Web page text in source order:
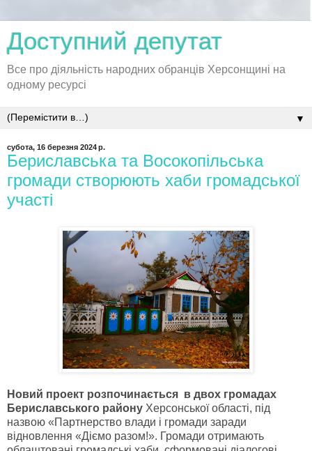
Доступний депутат
Все про діяльність народних обранців Херсонщині на
одному ресурсі
▼
субота, 16 березня 2024 р.
Бериславська та Восокопільська
громади створюють хаби громадської
участі
Новий проект розпочинається в двох громадах
Бериславського району Херсонської області, під
назвою «Партнерство влади і громади заради
відновлення «Діємо разом!». Громади отримають